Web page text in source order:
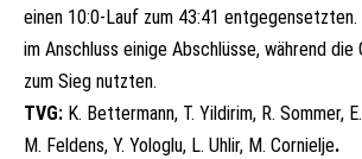
einen 10:0-Lauf zum 43:41
im Anschluss einige Abschlüsse, während die
zum Sieg nutzten.
TVG: K. Bettermann, T. Yildirim, R. Sommer,
M. Feldens, Y. Yologlu, L. Uhlir, M. Cornielje.